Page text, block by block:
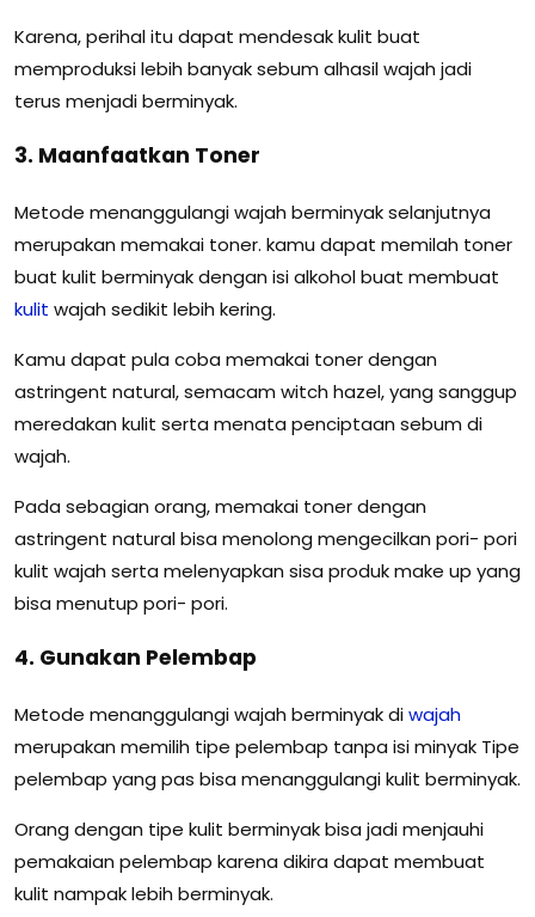
Karena, perihal itu dapat mendesak kulit buat
memproduksi lebih banyak sebum alhasil wajah jadi
terus menjadi berminyak.
3. Maanfaatkan Toner
Metode menanggulangi wajah berminyak selanjutnya
merupakan memakai toner. kamu dapat memilah toner
buat kulit berminyak dengan isi alkohol buat membuat
kulit wajah sedikit lebih kering.
Kamu dapat pula coba memakai toner dengan
astringent natural, semacam witch hazel, yang sanggup
meredakan kulit serta menata penciptaan sebum di
wajah.
Pada sebagian orang, memakai toner dengan
astringent natural bisa menolong mengecilkan pori- pori
kulit wajah serta melenyapkan sisa produk make up yang
bisa menutup pori- pori.
4. Gunakan Pelembap
Metode menanggulangi wajah berminyak diwajah
merupakan memilih tipe pelembap tanpa isi minyak Tipe
pelembap yang pas bisa menanggulangi kulit berminyak.
Orang dengan tipe kulit berminyak bisa jadi menjauhi
pemakaian pelembap karena dikira dapat membuat
kulit nampak lebih berminyak.